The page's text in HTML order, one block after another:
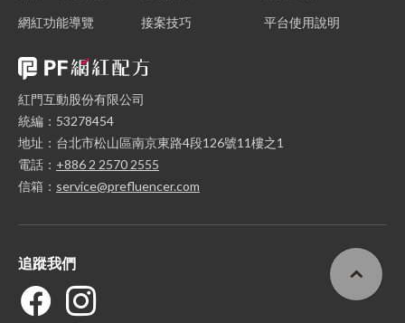
網紅功能導覽
接案技巧 平台使用說明
紅門互動股份有限公司
統編：53278454
地址：台北市松山區南京東路4段126號11樓之1
電話： +886 2 2570 2555
信箱： service@prefluencer.com
追蹤我們